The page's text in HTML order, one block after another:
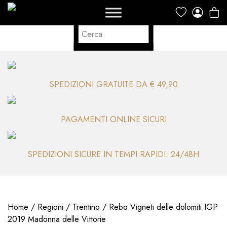
SPEDIZIONI GRATUITE DA € 49,90
PAGAMENTI ONLINE SICURI
SPEDIZIONI SICURE IN TEMPI RAPIDI: 24/48H
Home / Regioni / Trentino / Rebo Vigneti delle dolomiti IGP
2019 Madonna delle Vittorie